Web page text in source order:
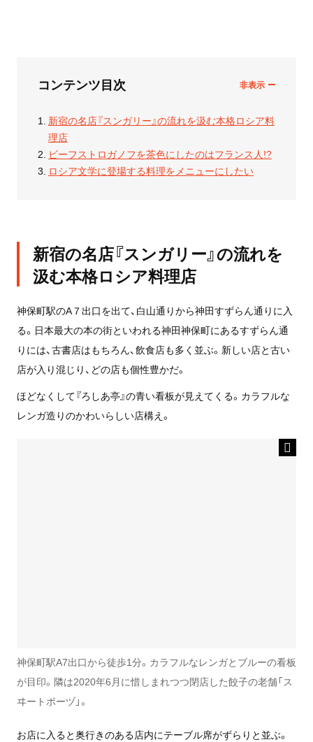
コンテンツ目次
新宿の名店『スンガリー』の流れを汲む本格ロシア料
理店
ビーフストロガノフを茶色にしたのはフランス人!?
ロシア文学に登場する料理をメニューにしたい
新宿の名店『スンガリー』の流れを
汲む本格ロシア料理店
神保町駅のA７出口を出て、白山通りから神田すずらん通りに入
る。日本最大の本の街といわれる神田神保町にあるすずらん通
りには、古書店はもちろん、飲食店も多く並ぶ。新しい店と古い
店が入り混じり、どの店も個性豊かだ。
ほどなくして『ろしあ亭』の青い看板が見えてくる。カラフルな
レンガ造りのかわいらしい店構え。
神保町駅A7出口から徒歩1分。カラフルなレンガとブルーの看板
が目印。隣は2020年6月に惜しまれつつ閉店した餃子の老舗「ス
ヰートポーヅ」。
お店に入ると奥行きのある店内にテーブル席がずらりと並ぶ。